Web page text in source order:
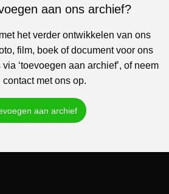
aan ons archief?
het verder ontwikkelen van ons
film, boek of document voor ons
‘toevoegen aan archief’, of neem
contact met ons op.
aan archief